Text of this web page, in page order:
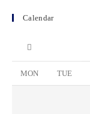
Calendar
MON TUE